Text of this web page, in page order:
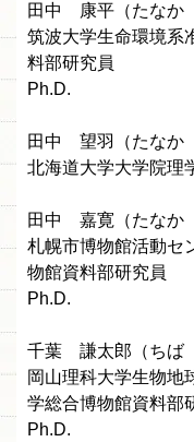
田中 康平（たなか
筑波大学生命環境系
料部研究員
Ph.D.
田中 望羽（たなか
北海道大学大学院理
田中 嘉寛（たなか
札幌市博物館活動セ
物館資料部研究員
Ph.D.
千葉 謙太郎（ちば
岡山理科大学生物地
学総合博物館資料部
Ph.D.